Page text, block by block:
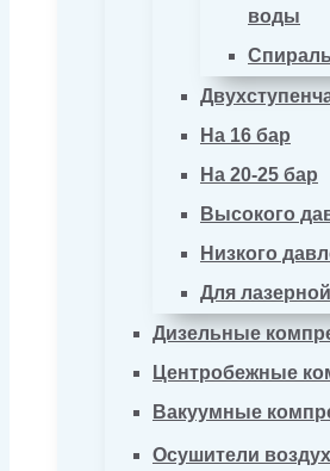
воды
На 16 бар
На 20-25 бар
Высокого
Низкого
Для
Дизельные
Центробежные
Вакуумные
Осушители